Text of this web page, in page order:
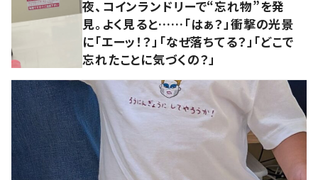
夜、コインランドリーで“忘れ物”を発
見。よく見ると……「はぁ？」衝撃の光景
に「エーッ！？」「なぜ落ちてる？」「どこで
忘れたことに気づくの？」